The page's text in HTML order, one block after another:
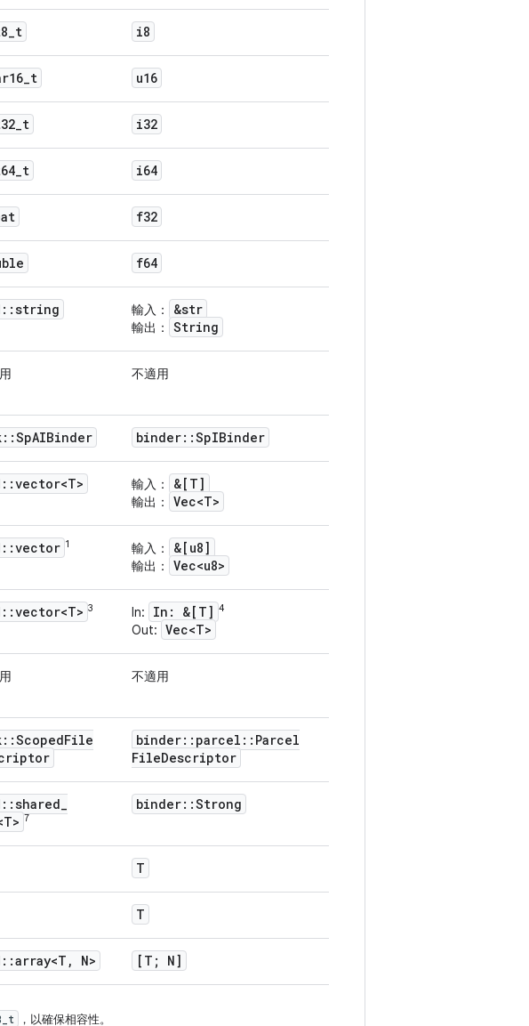
_t i8
_t u16
_t i32
_t i64
f32
f64
::string 輸入： &str
輸出： String
不適用
::SpAIBinder binder::SpIBinder
::vector<T> 輸入： &[T]
輸出： Vec<T>
::vector 1 輸入： &[u8]
輸出： Vec<u8>
::vector<T> 3 In: In: &[T] 4
Out: Vec<T>
不適用
::ScopedFile
binder:: parcel :: Parcel
FileDescriptor
::shared_
7
binder::Strong
T
T
::array<T , N> [T; N]
，以確保相容性。